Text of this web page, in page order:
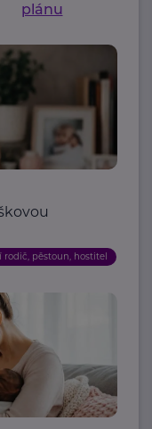
plánu
rodič, pěstoun, hostitel